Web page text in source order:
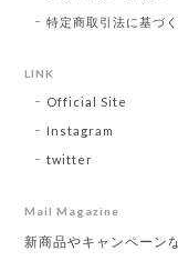
特定商取引法に基づ
LINK
Official Site
Instagram
twitter
Mail Magazine
新商品やキャンペーン